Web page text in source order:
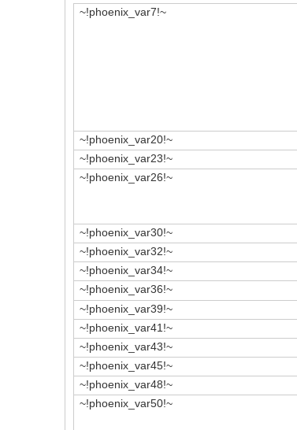
~!phoenix_var7!~
~!phoenix_var20!~
~!phoenix_var23!~
~!phoenix_var26!~
~!phoenix_var30!~
~!phoenix_var32!~
~!phoenix_var34!~
~!phoenix_var36!~
~!phoenix_var39!~
~!phoenix_var41!~
~!phoenix_var43!~
~!phoenix_var45!~
~!phoenix_var48!~
~!phoenix_var50!~